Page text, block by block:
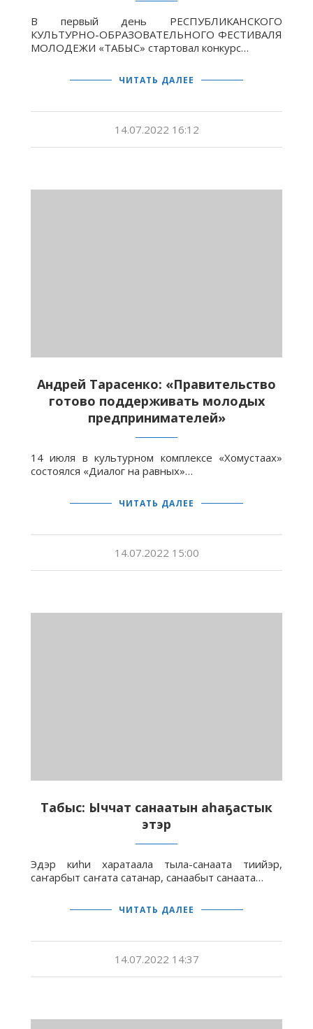
В первый день РЕСПУБЛИКАНСКОГО
КУЛЬТУРНО-ОБРАЗОВАТЕЛЬНОГО ФЕСТИВАЛЯ
МОЛОДЕЖИ «ТАБЫС» стартовал конкурс…
ЧИТАТЬ ДАЛЕЕ
14.07.2022 16:12
Андрей Тарасенко: «Правительство
готово поддерживать молодых
предпринимателей»
14 июля в культурном комплексе «Хомустаах»
состоялся «Диалог на равных»…
ЧИТАТЬ ДАЛЕЕ
14.07.2022 15:00
Табыс: Ыччат санаатын аһаҕастык
этэр
Эдэр киһи харатаала тыла-санаата тиийэр,
саҥарбыт саҥата сатанар, санаабыт санаата…
ЧИТАТЬ ДАЛЕЕ
14.07.2022 14:37